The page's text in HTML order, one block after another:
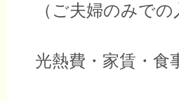
（ご夫婦のみで
光熱費・家賃・食